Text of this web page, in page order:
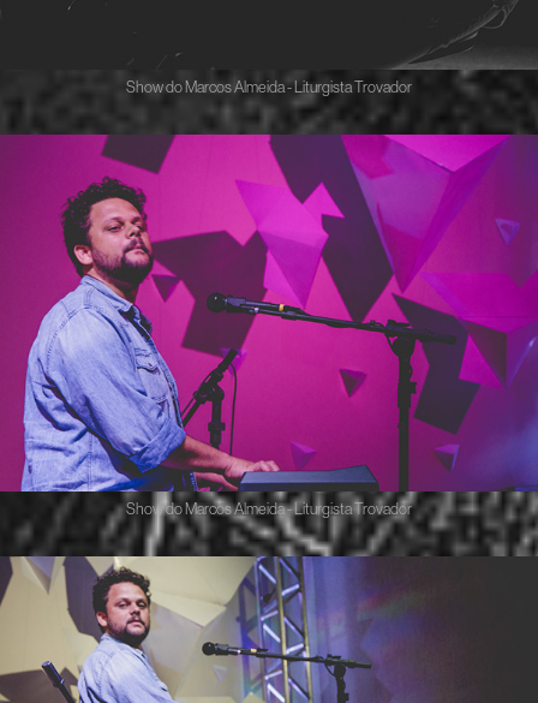
Show do Marcos Almeida - Liturgista Trovador
Show do Marcos Almeida - Liturgista Trovador